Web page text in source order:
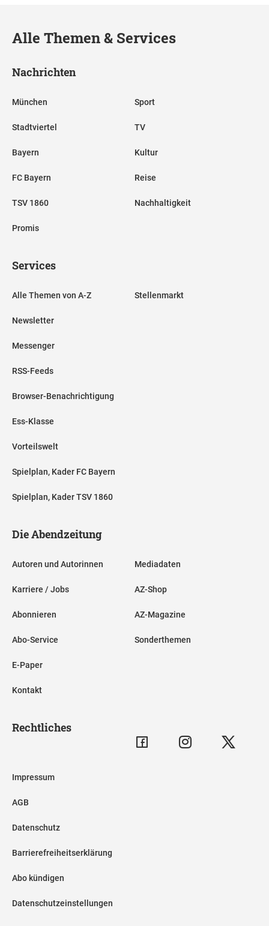
Alle Themen & Services
Nachrichten
München
Stadtviertel
Bayern
FC Bayern
TSV 1860
Promis
Sport
TV
Kultur
Reise
Nachhaltigkeit
Services
Alle Themen von A-Z
Newsletter
Messenger
RSS-Feeds
Browser-Benachrichtigung
Ess-Klasse
Vorteilswelt
Spielplan, Kader FC Bayern
Spielplan, Kader TSV 1860
Stellenmarkt
Die Abendzeitung
Autoren und Autorinnen
Karriere / Jobs
Abonnieren
Abo-Service
E-Paper
Kontakt
Mediadaten
AZ-Shop
AZ-Magazine
Sonderthemen
Rechtliches
Impressum
AGB
Datenschutz
Barrierefreiheitserklärung
Abo kündigen
Datenschutzeinstellungen